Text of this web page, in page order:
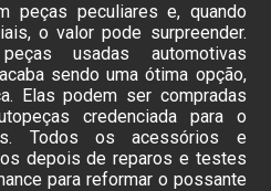
peças peculiares e, quando
o valor pode surpreender.
usadas automotivas
sendo uma ótima opção,
Elas podem ser compradas
credenciada para o
Todos os acessórios e
depois de reparos e testes
para reformar o possante